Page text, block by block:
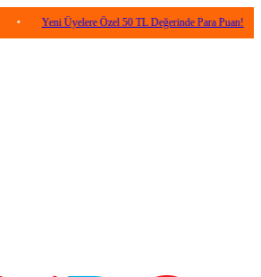
Yeni Üyelere Özel 50 TL Değerinde Para Puan! •